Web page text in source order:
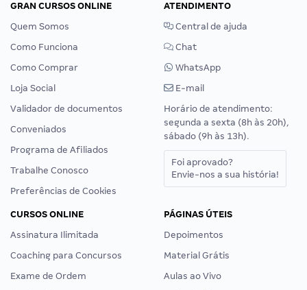
GRAN CURSOS ONLINE
Quem Somos
Como Funciona
Como Comprar
Loja Social
Validador de documentos
Conveniados
Programa de Afiliados
Trabalhe Conosco
Preferências de Cookies
ATENDIMENTO
Central de ajuda
Chat
WhatsApp
E-mail
Horário de atendimento:
segunda a sexta (8h às 20h),
sábado (9h às 13h).
Foi aprovado?
Envie-nos a sua história!
CURSOS ONLINE
Assinatura Ilimitada
Coaching para Concursos
Exame de Ordem
PÁGINAS ÚTEIS
Depoimentos
Material Grátis
Aulas ao Vivo